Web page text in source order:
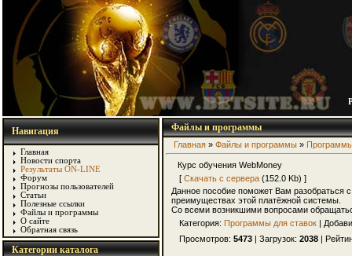
Навигация
Главная
Новости спорта
Результаты ON-LINE
Форум
Прогнозы пользователей
Статьи
Полезные ссылки
Файлы и программы
О сайте
Обратная связь
Категории каталога
Файлы и программы
Главная» Файлы и программы»
Курс обучения WebMoney
[ Скачать с сервера(152.0 Kb) ]
Данное пособие поможет Вам разобраться
преимуществах этой платёжной системы.
Со всеми возникшими вопросами
Категория: Программы для ставок|
Просмотров: 5473| Загрузок: 2038|